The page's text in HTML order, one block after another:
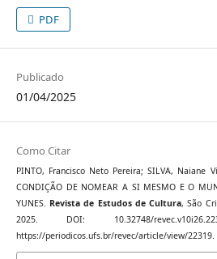
PDF
Publicado
01/04/2025
Como Citar
PINTO, Francisco Neto Pereira; SILVA, Naiane
CONDIÇÃO DE NOMEAR A SI MESMO E O
YUNES. Revista de Estudos de Cultura, São
2025. DOI: 10.32748/
https://periodicos.ufs.br/revec/article/view/22319.